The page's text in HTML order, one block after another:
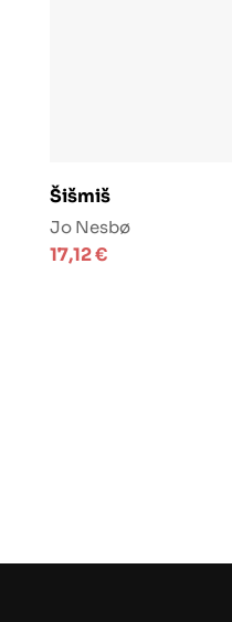
Šišmiš
Jo Nesbø
17,12€